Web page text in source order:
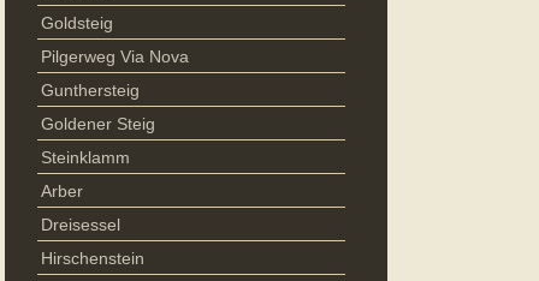
Goldsteig
Pilgerweg Via Nova
Gunthersteig
Goldener Steig
Steinklamm
Arber
Dreisessel
Hirschenstein